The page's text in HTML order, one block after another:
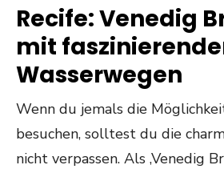
Recife: Venedig
mit
Wasserwegen
Wenn du jemals die
besuchen, solltest du die
nicht verpassen. Als ‚Venedig